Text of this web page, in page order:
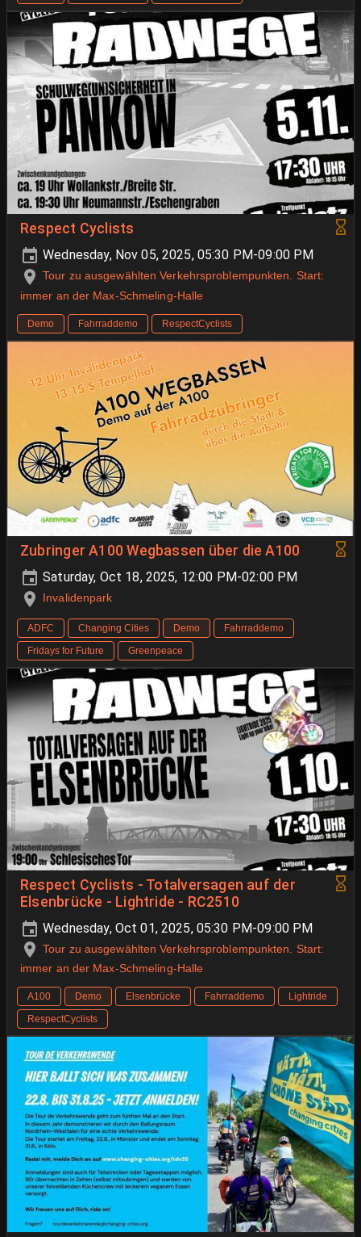
Respect Cyclists
Wednesday, Nov 05, 2025, 05:30 PM-09:00 PM
Tour zu ausgewählten Verkehrsproblempunkten. Start:
immer an der Max-Schmeling-Halle
Demo Fahrraddemo RespectCyclists
Zubringer A100 Wegbassen über die A100
Saturday, Oct 18, 2025, 12:00 PM-02:00 PM
Invalidenpark
ADFC Changing Cities Demo
Fahrraddemo
Fridays for Future
Greenpeace
Respect Cyclists - Totalversagen auf der
Elsenbrücke - Lightride - RC2510
Wednesday, Oct 01, 2025, 05:30 PM-09:00 PM
Tour zu ausgewählten Verkehrsproblempunkten. Start:
immer an der Max-Schmeling-Halle
A100 Demo Elsenbrücke Fahrraddemo
Lightride
RespectCyclists